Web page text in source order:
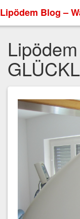
Lipödem Blog –